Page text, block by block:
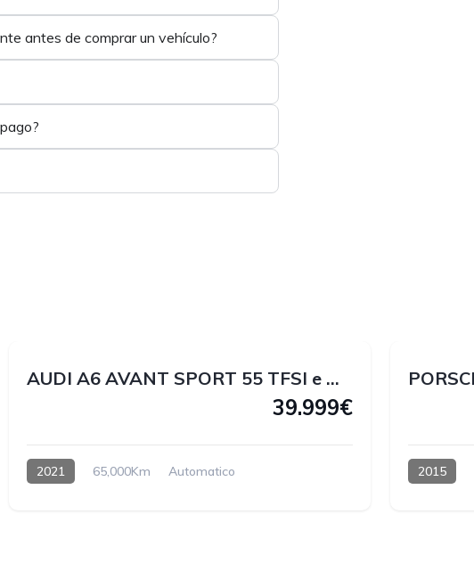
antes de comprar un vehículo?
AUDI A6 AVANT SPORT 55 TFSI e QUATTRO 367 CV
39.999€
2021 65,000Km
Automatico
2015